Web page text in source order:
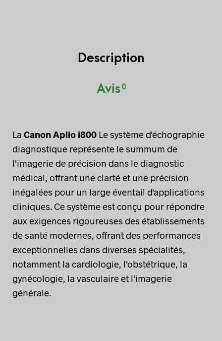
Description
Avis 0
La Canon Aplio i800 Le système d'échographie
diagnostique représente le summum de
l'imagerie de précision dans le diagnostic
médical, offrant une clarté et une précision
inégalées pour un large éventail d'applications
cliniques. Ce système est conçu pour répondre
aux exigences rigoureuses des établissements
de santé modernes, offrant des performances
exceptionnelles dans diverses spécialités,
notamment la cardiologie, l'obstétrique, la
gynécologie, la vasculaire et l'imagerie
générale.